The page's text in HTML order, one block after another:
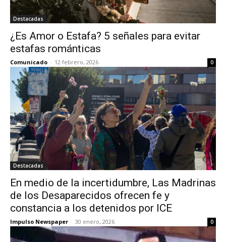
Destacadas
¿Es Amor o Estafa? 5 señales para evitar
estafas románticas
Comunicado - 12 febrero, 2026 0
Destacadas
En medio de la incertidumbre, Las Madrinas
de los Desaparecidos ofrecen fe y
constancia a los detenidos por ICE
Impulso Newspaper - 30 enero, 2026 0